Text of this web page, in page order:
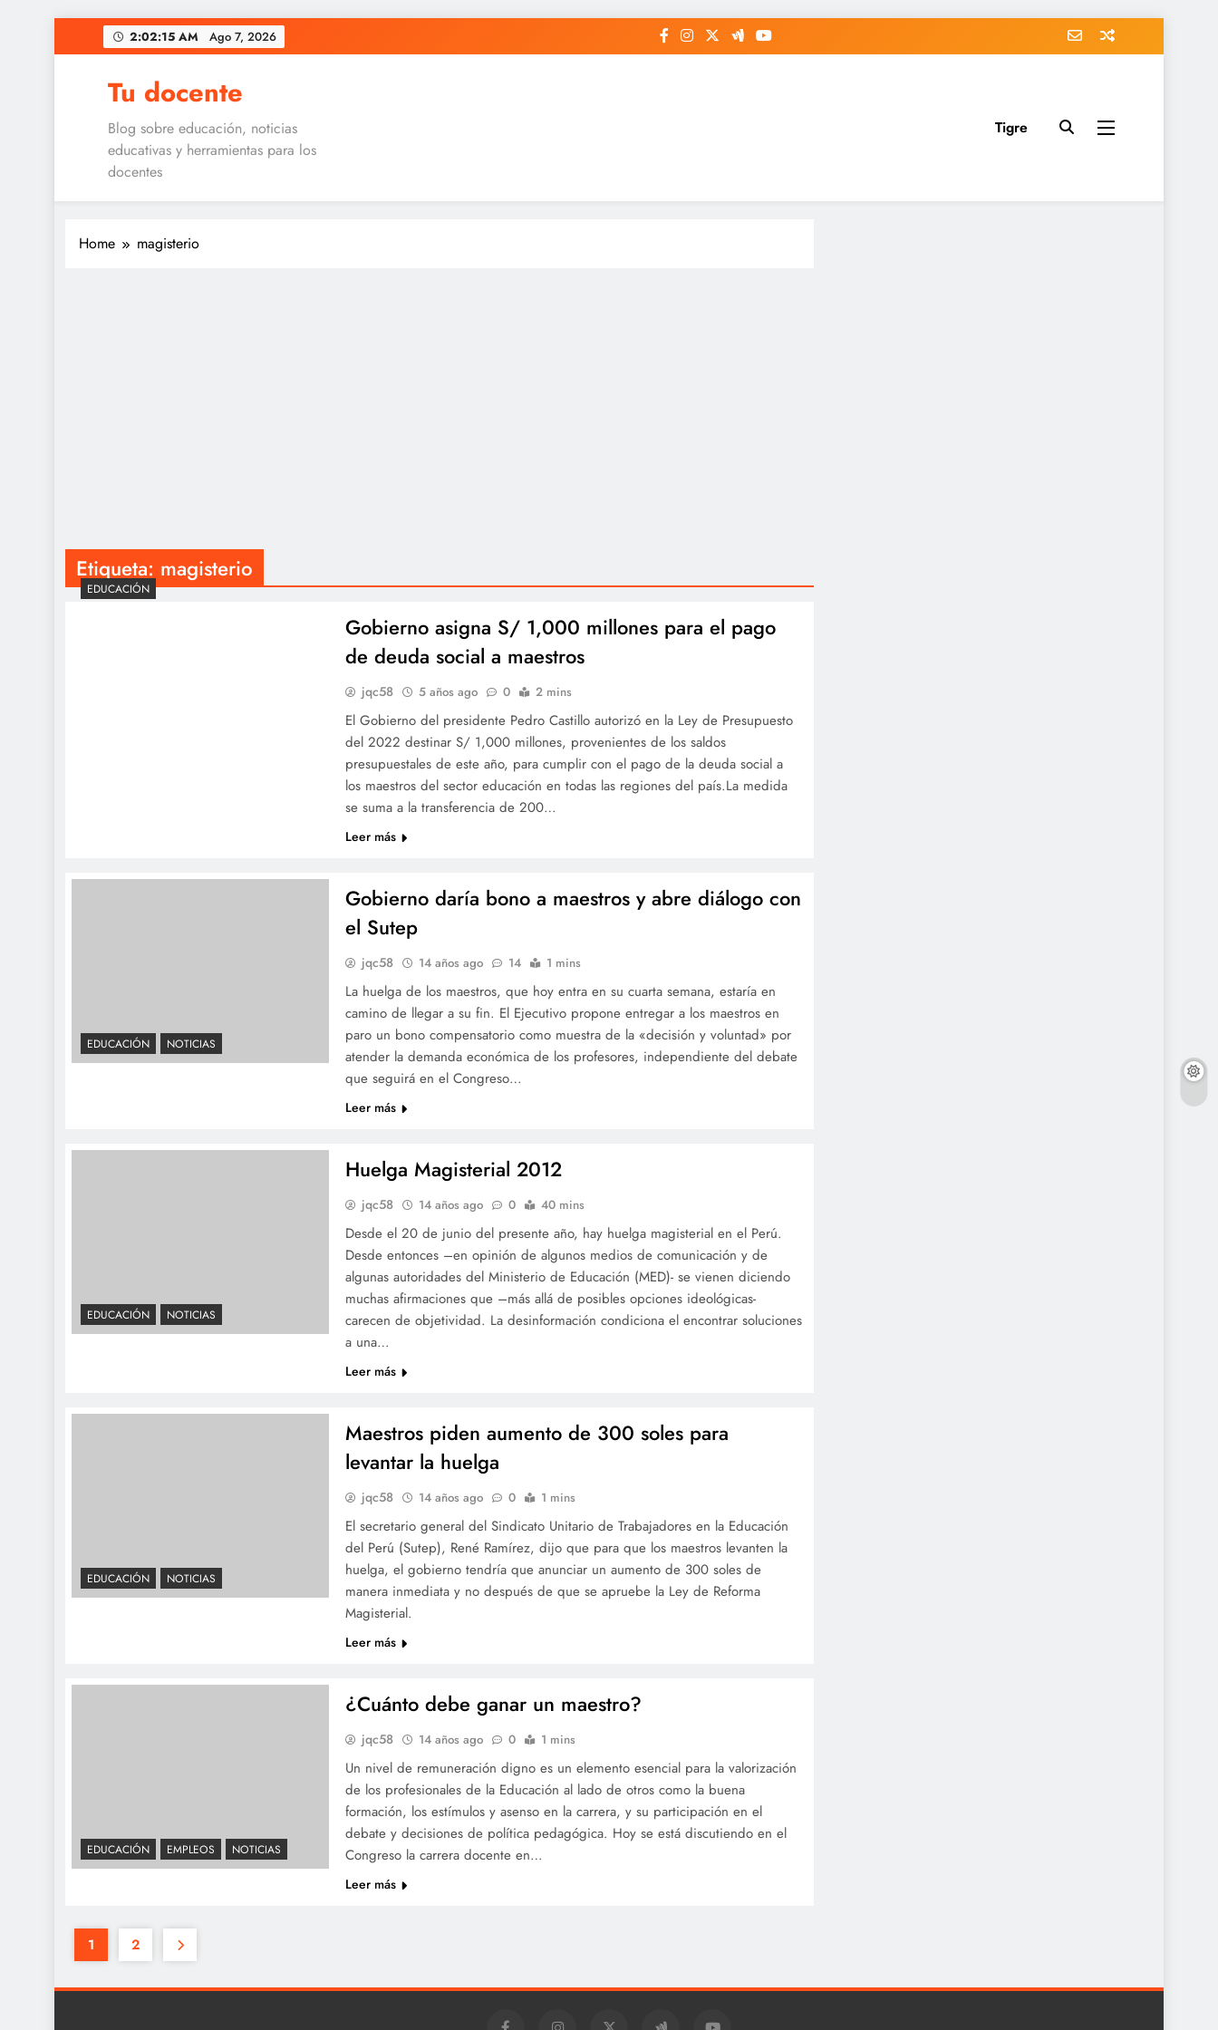
to
2:02:16 AM Ago 7, 2026
Tu docente
Blog sobre educación, noticias
educativas y herramientas para los
docentes
Tigre
Home magisterio
Etiqueta: magisterio
EDUCACIÓN
Gobierno asigna S/ 1,000 millones para el pago
de deuda social a maestros
jqc58 5 años ago 0 2 mins
El Gobierno del presidente Pedro Castillo autorizó en la Ley de Presupuesto
del 2022 destinar S/ 1,000 millones, provenientes de los saldos
presupuestales de este año, para cumplir con el pago de la deuda social a
los maestros del sector educación en todas las regiones del país.La medida
se suma a la transferencia de 200…
Leer más
EDUCACIÓN NOTICIAS
Gobierno daría bono a maestros y abre diálogo con
el Sutep
jqc58 14 años ago 14 1 mins
La huelga de los maestros, que hoy entra en su cuarta semana, estaría en
camino de llegar a su fin. El Ejecutivo propone entregar a los maestros en
paro un bono compensatorio como muestra de la «decisión y voluntad» por
atender la demanda económica de los profesores, independiente del debate
que seguirá en el Congreso…
Leer más
EDUCACIÓN NOTICIAS
Huelga Magisterial 2012
jqc58 14 años ago 0 40 mins
Desde el 20 de junio del presente año, hay huelga magisterial en el Perú.
Desde entonces –en opinión de algunos medios de comunicación y de
algunas autoridades del Ministerio de Educación (MED)- se vienen diciendo
muchas afirmaciones que –más allá de posibles opciones ideológicas-
carecen de objetividad. La desinformación condiciona el encontrar soluciones
a una…
Leer más
EDUCACIÓN NOTICIAS
Maestros piden aumento de 300 soles para
levantar la huelga
jqc58 14 años ago 0 1 mins
El secretario general del Sindicato Unitario de Trabajadores en la Educación
del Perú (Sutep), René Ramírez, dijo que para que los maestros levanten la
huelga, el gobierno tendría que anunciar un aumento de 300 soles de
manera inmediata y no después de que se apruebe la Ley de Reforma
Magisterial.
Leer más
EDUCACIÓN EMPLEOS NOTICIAS
¿Cuánto debe ganar un maestro?
jqc58 14 años ago 0 1 mins
Un nivel de remuneración digno es un elemento esencial para la valorización
de los profesionales de la Educación al lado de otros como la buena
formación, los estímulos y asenso en la carrera, y su participación en el
debate y decisiones de política pedagógica. Hoy se está discutiendo en el
Congreso la carrera docente en…
Leer más
1 2